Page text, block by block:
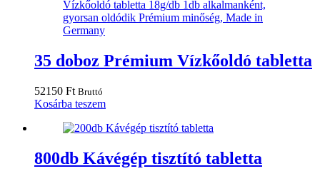
35 doboz Prémium Vízkőoldó tabletta
52150 Ft Bruttó
Kosárba teszem
800db Kávégép tisztító tabletta